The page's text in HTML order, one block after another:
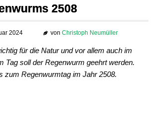
2508
2024 von Christoph Neumüller
für die Natur und vor allem auch im
Tag soll der Regenwurm geehrt werden.
zum Regenwurmtag im Jahr 2508.